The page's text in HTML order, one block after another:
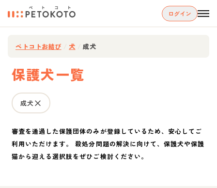
ログイン
ペトコトお結び 犬 成犬
保護犬一覧
成犬
審査を通過した保護団体のみが登録しているため、安心してご
利用いただけます。 殺処分問題の解決に向けて、保護犬や保護
猫から迎える選択肢をぜひご検討ください。